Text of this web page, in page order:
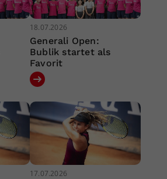
18.07.2026
Generali Open:
Bublik startet als
Favorit
17.07.2026